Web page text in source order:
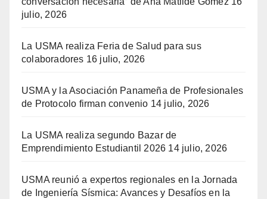
julio, 2026
La USMA realiza Feria de Salud para sus
colaboradores 16 julio, 2026
USMA y la Asociación Panameña de Profesionales
de Protocolo firman convenio 14 julio, 2026
La USMA realiza segundo Bazar de
Emprendimiento Estudiantil 2026 14 julio, 2026
USMA reunió a expertos regionales en la Jornada
de Ingeniería Sísmica: Avances y Desafíos en la